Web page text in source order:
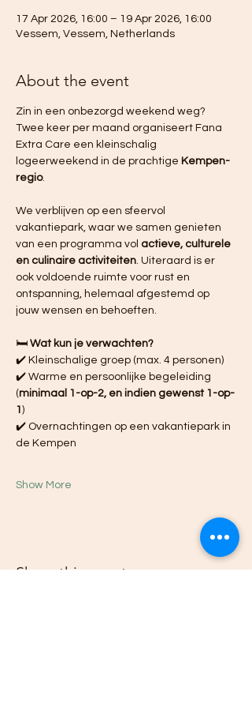
17 Apr 2026, 16:00 – 19 Apr 2026, 16:00
Vessem, Vessem, Netherlands
About the event
Zin in een onbezorgd weekend weg?
Twee keer per maand organiseert Fana
Extra Care een kleinschalig
logeerweekend in de prachtige Kempen-
regio.
We verblijven op een sfeervol
vakantiepark, waar we samen genieten
van een programma vol actieve, culturele
en culinaire activiteiten. Uiteraard is er
ook voldoende ruimte voor rust en
ontspanning, helemaal afgestemd op
jouw wensen en behoeften.
🛏️ Wat kun je verwachten?
✔️ Kleinschalige groep (max. 4 personen)
✔️ Warme en persoonlijke begeleiding
(minimaal 1-op-2, en indien gewenst 1-op-
1 )
✔️ Overnachtingen op een vakantiepark in
de Kempen
Show More
Share this event